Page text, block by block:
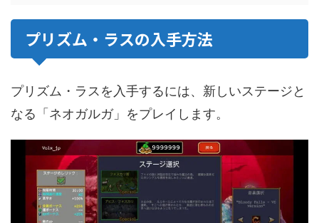
プリズム・ラスの入手方法
プリズム・ラスを入手するには、新しいステージと
なる「ネオガルガ」をプレイします。